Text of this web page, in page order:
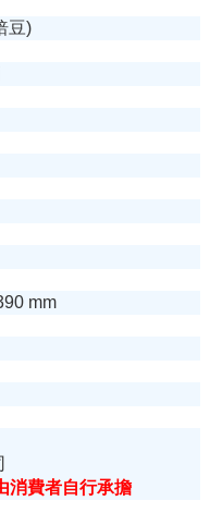
豆)
mm
消費者自行承擔